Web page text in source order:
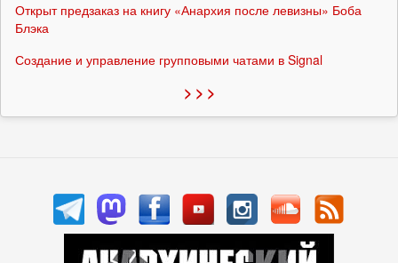
Открыт предзаказ на книгу «Анархия после левизны» Боба
Блэка
Создание и управление групповыми чатами в Signal
> > >